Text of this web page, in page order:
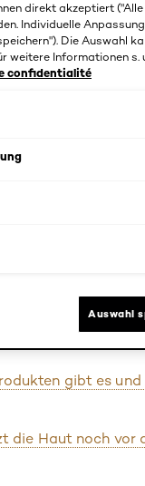
ist Sonnencreme?
sagt der LSF
gibt es
die Haut noch vor
direkt akzeptiert
Individuelle
Die Auswahl
weitere Informationen
confidentialité
Auswahl